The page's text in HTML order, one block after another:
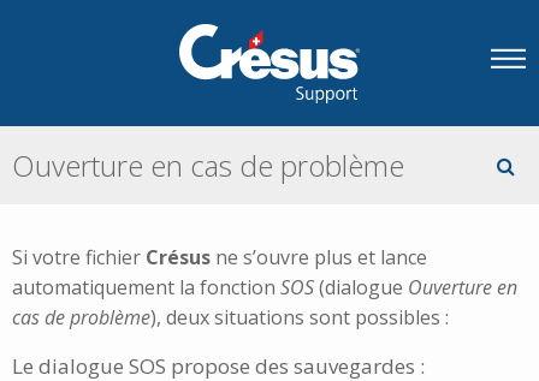
Ouverture en cas de problème
Si votre fichier Crésus ne s’ouvre plus et lance
automatiquement la fonction SOS(dialogue Ouverture en
cas de problème), deux situations sont possibles :
Le dialogue SOS propose des sauvegardes :